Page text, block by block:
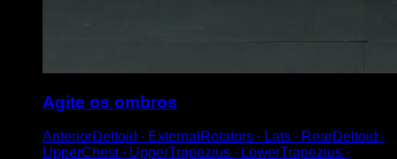
Agite os ombros
AnteriorDeltoid ∙ ExternalRotators ∙ Lats ∙ RearDeltoid ∙
UpperChest ∙ UpperTrapezius ∙ LowerTrapezius ∙